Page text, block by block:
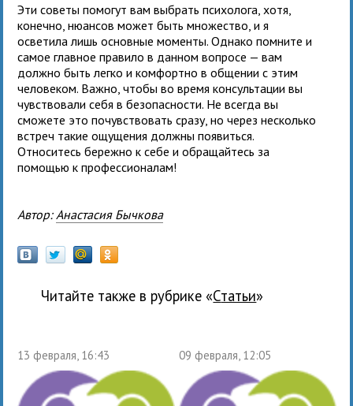
Эти советы помогут вам выбрать психолога, хотя,
конечно, нюансов может быть множество, и я
осветила лишь основные моменты. Однако помните и
самое главное правило в данном вопросе — вам
должно быть легко и комфортно в общении с этим
человеком. Важно, чтобы во время консультации вы
чувствовали себя в безопасности. Не всегда вы
сможете это почувствовать сразу, но через несколько
встреч такие ощущения должны появиться.
Относитесь бережно к себе и обращайтесь за
помощью к профессионалам!
Автор: Анастасия Бычкова
Читайте также в рубрике « Статьи»
13 февраля, 16:43 09 февраля, 12:05